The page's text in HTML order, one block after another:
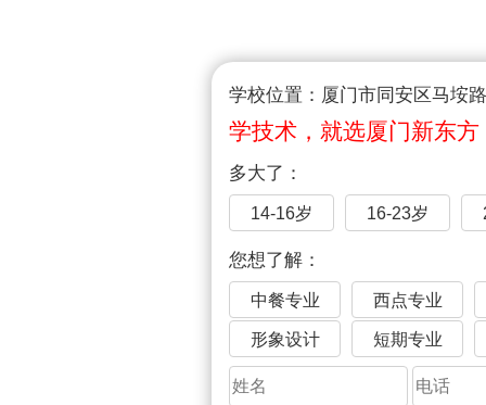
学校位置：厦门市同安区马垵
学技术，就选厦门新东方
多大了：
14-16岁 16-23岁
您想了解：
中餐专业 西点专业
形象设计 短期专业